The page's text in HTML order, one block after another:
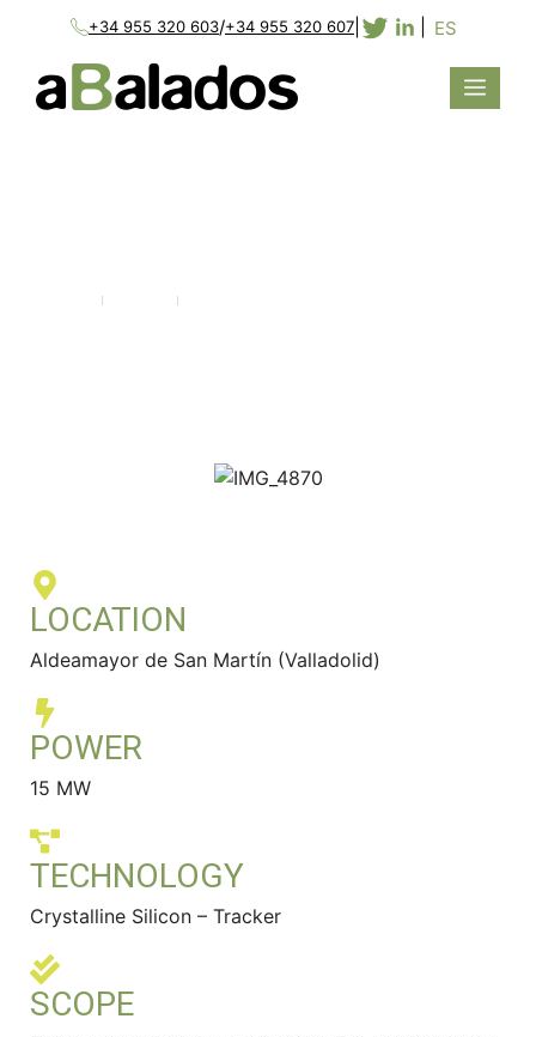
+34 955 320 603/+34 955 320 607 ES
LOCATION
Aldeamayor de San Martín (Valladolid)
POWER
15 MW
TECHNOLOGY
Crystalline Silicon – Tracker
SCOPE